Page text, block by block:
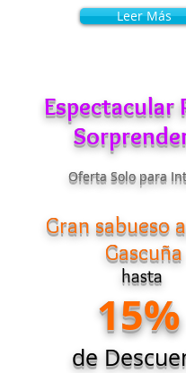
Leer Más
Espectacular
Oferta Solo para
Gran sabueso
Gascuña
hasta
15%
de